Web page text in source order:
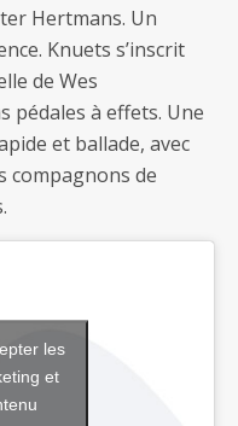
Hertmans. Un
Knuets s’inscrit
de Wes
pédales à effets. Une
et ballade, avec
compagnons de
les
et